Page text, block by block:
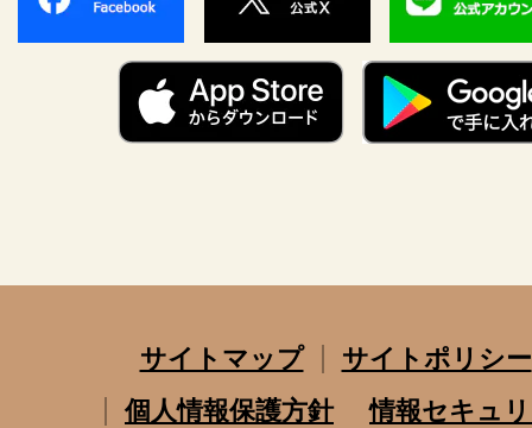
サイトマップ
サイトポリシー
個人情報保護方針
情報セキュ